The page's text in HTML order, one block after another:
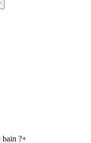
bain ?+